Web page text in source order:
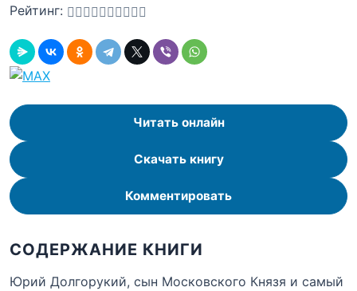
Рейтинг:
Читать онлайн
Скачать книгу
Комментировать
СОДЕРЖАНИЕ КНИГИ
Юрий Долгорукий, сын Московского Князя и самый